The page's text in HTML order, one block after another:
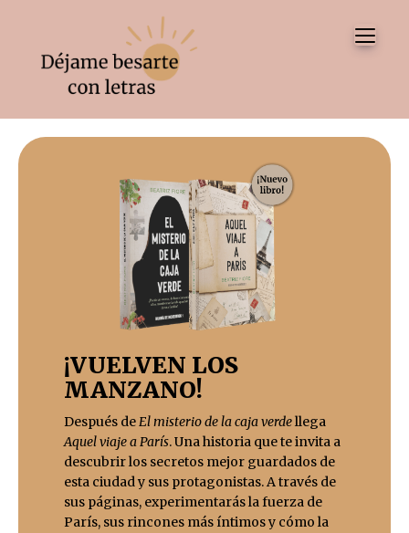
¡VUELVEN LOS
MANZANO!
Después deEl misterio de la caja verdellega
Aquel viaje a París. Una historia que te invita a
descubrir los secretos mejor guardados de
esta ciudad y sus protagonistas. A través de
sus páginas, experimentarás la fuerza de
París, sus rincones más íntimos y cómo la